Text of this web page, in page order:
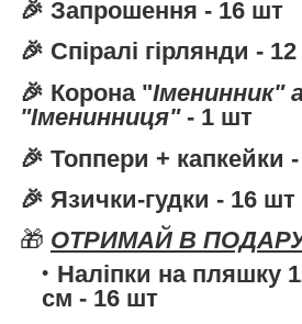
🎉 Запрошення - 16 шт
🎉 Спіралі гірлянди -
🎉 Корона"Іменинник"
"Іменинниця"- 1 шт
🎉 Топпери + капкейки
🎉 Язички-гудки - 16 шт
🎁 ОТРИМАЙ В
Наліпки на пляшку
см - 16 шт